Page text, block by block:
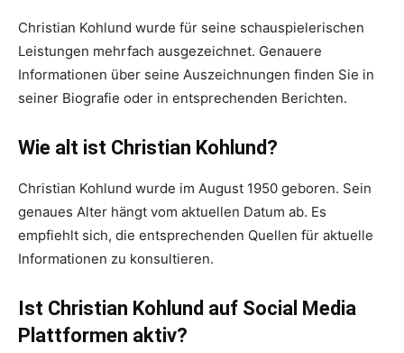
Christian Kohlund wurde für seine schauspielerischen
Leistungen mehrfach ausgezeichnet. Genauere
Informationen über seine Auszeichnungen finden Sie in
seiner Biografie oder in entsprechenden Berichten.
Wie alt ist Christian Kohlund?
Christian Kohlund wurde im August 1950 geboren. Sein
genaues Alter hängt vom aktuellen Datum ab. Es
empfiehlt sich, die entsprechenden Quellen für aktuelle
Informationen zu konsultieren.
Ist Christian Kohlund auf Social Media
Plattformen aktiv?